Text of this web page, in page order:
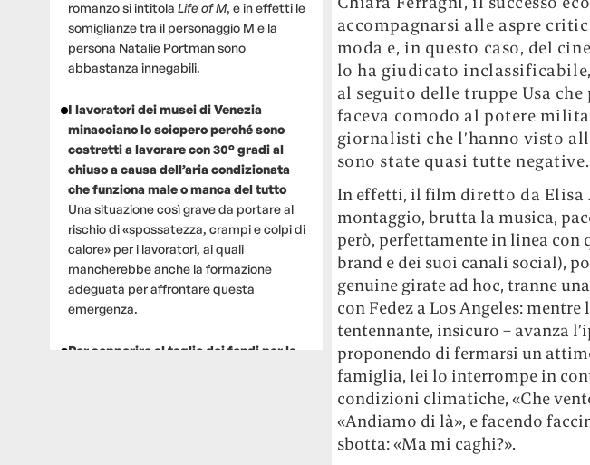
romanzo si intitola Life of M, e in effetti le
somiglianze tra il personaggio M e la
persona Natalie Portman sono
abbastanza innegabili.
I lavoratori dei musei di Venezia
minacciano lo sciopero perché sono
costretti a lavorare con 30° gradi al
chiuso a causa dell’aria condizionata
che funziona male o manca del tutto
Una situazione così grave da portare al
rischio di «spossatezza, crampi e colpi di
calore» per i lavoratori, ai quali
mancherebbe anche la formazione
adeguata per affrontare questa
emergenza.
Per sopperire al taglio dei fondi per la
accompagnarsi alle aspre
moda e, in questo caso, del
lo ha giudicato
al seguito delle truppe Usa
faceva comodo al potere
giornalisti che l’hanno visto
sono state quasi tutte negative.
In effetti, il film diretto da Elisa
montaggio, brutta la musica,
però, perfettamente in linea con
brand e dei suoi canali social),
genuine girate ad hoc, tranne
con Fedez a Los Angeles:
tentennante, insicuro – avanza
proponendo di fermarsi un
famiglia, lei lo interrompe in
condizioni climatiche, «Che
«Andiamo di là», e facendo
sbotta: «Ma mi caghi?».